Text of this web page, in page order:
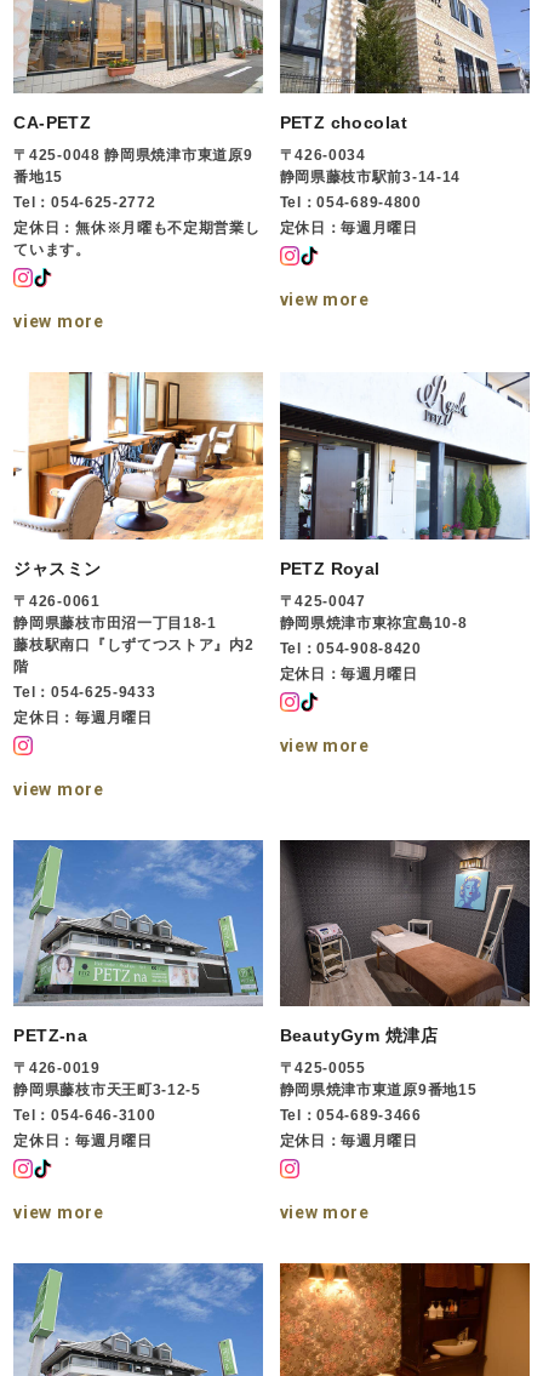
CA-PETZ
〒425-0048 静岡県焼津市東道原9
番地15
Tel：054-625-2772
定休日：無休※月曜も不定期営業し
ています。
view more
PETZ chocolat
〒426-0034
静岡県藤枝市駅前3-14-14
Tel：054-689-4800
定休日：毎週月曜日
view more
ジャスミン
〒426-0061
静岡県藤枝市田沼一丁目18-1
藤枝駅南口『しずてつストア』内2
階
Tel：054-625-9433
定休日：毎週月曜日
view more
PETZ Royal
〒425-0047
静岡県焼津市東祢宜島10-8
Tel：054-908-8420
定休日：毎週月曜日
view more
PETZ-na
〒426-0019
静岡県藤枝市天王町3-12-5
Tel：054-646-3100
定休日：毎週月曜日
view more
BeautyGym 焼津店
〒425-0055
静岡県焼津市東道原9番地15
Tel：054-689-3466
定休日：毎週月曜日
view more